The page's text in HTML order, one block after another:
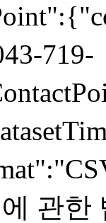
719-
관한